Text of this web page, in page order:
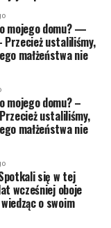
mojego domu? —
Przecież ustaliliśmy,
małżeństwa nie
mojego domu? –
ustaliliśmy,
małżeństwa nie
się w tej
wcześniej oboje
o swoim